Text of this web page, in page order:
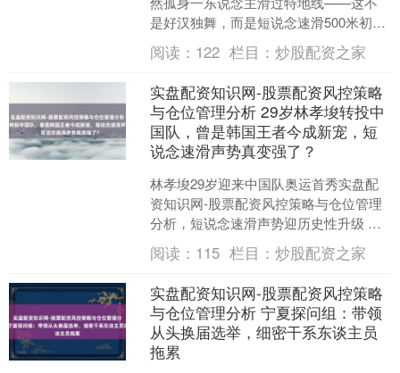
是好汉独舞，而是短说念速滑500米初赛
的舞台上，一个戏剧性的瞬息。米兰冬
奥会现场，同组别的....
阅读： 122 栏目：炒股配资之家
实盘配资知识网-股票配资风控策略
与仓位管理分析 29岁林孝埈转投中
国队，曾是韩国王者今成新宠，短
说念速滑声势真变强了？
林孝埈29岁迎来中国队奥运首秀实盘配
资知识网-股票配资风控策略与仓位管理
分析，短说念速滑声势迎历史性升级 林
孝埈，这位曾代表韩国创造色泽的短说
念速滑名将，终于在....
阅读： 115 栏目：炒股配资之家
实盘配资知识网-股票配资风控策略
与仓位管理分析 宁夏探问组：带领
从头换届选举，细密干系东谈主员
拖累